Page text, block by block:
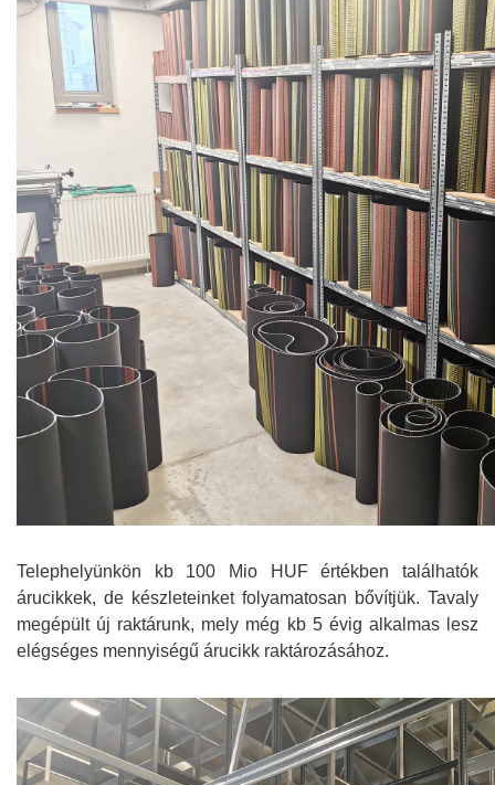
Telephelyünkön kb 100 Mio HUF értékben találhatók
árucikkek, de készleteinket folyamatosan bővítjük. Tavaly
megépült új raktárunk, mely még kb 5 évig alkalmas lesz
elégséges mennyiségű árucikk raktározásához.